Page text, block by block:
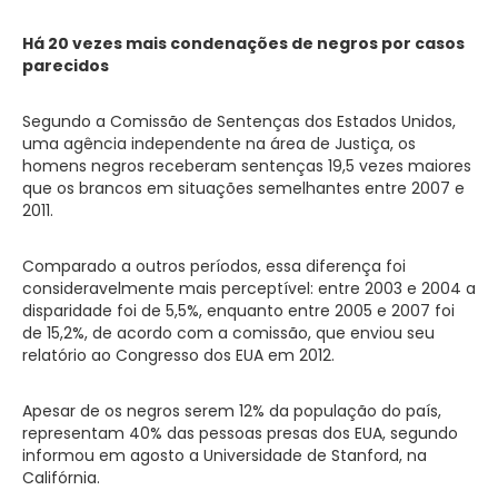
Há 20 vezes mais condenações de negros por casos
parecidos
Segundo a Comissão de Sentenças dos Estados Unidos,
uma agência independente na área de Justiça, os
homens negros receberam sentenças 19,5 vezes maiores
que os brancos em situações semelhantes entre 2007 e
2011.
Comparado a outros períodos, essa diferença foi
consideravelmente mais perceptível: entre 2003 e 2004 a
disparidade foi de 5,5%, enquanto entre 2005 e 2007 foi
de 15,2%, de acordo com a comissão, que enviou seu
relatório ao Congresso dos EUA em 2012.
Apesar de os negros serem 12% da população do país,
representam 40% das pessoas presas dos EUA, segundo
informou em agosto a Universidade de Stanford, na
Califórnia.